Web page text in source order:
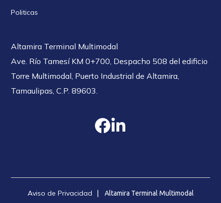
Politicas
Altamira Terminal Multimodal
Ave. Río Tamesí KM 0+700, Despacho 508 del edificio
Torre Multimodal, Puerto Industrial de Altamira,
Tamaulipas, C.P. 89603.
Aviso de Privacidad | Altamira Terminal Multimodal